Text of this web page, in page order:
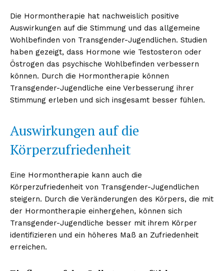
Die Hormontherapie hat nachweislich positive
Auswirkungen auf die Stimmung und das allgemeine
Wohlbefinden von Transgender-Jugendlichen. Studien
haben gezeigt, dass Hormone wie Testosteron oder
Östrogen das psychische Wohlbefinden verbessern
können. Durch die Hormontherapie können
Transgender-Jugendliche eine Verbesserung ihrer
Stimmung erleben und sich insgesamt besser fühlen.
Auswirkungen auf die
Körperzufriedenheit
Eine Hormontherapie kann auch die
Körperzufriedenheit von Transgender-Jugendlichen
steigern. Durch die Veränderungen des Körpers, die mit
der Hormontherapie einhergehen, können sich
Transgender-Jugendliche besser mit ihrem Körper
identifizieren und ein höheres Maß an Zufriedenheit
erreichen.